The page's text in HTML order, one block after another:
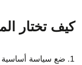
كيف تختار
ضع سياسة أساسية